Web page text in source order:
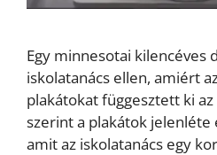
Egy minnesotai kilencéves
iskolatanács ellen, amiért
plakátokat függesztett ki
szerint a plakátok jelenléte
amit az iskolatanács egy